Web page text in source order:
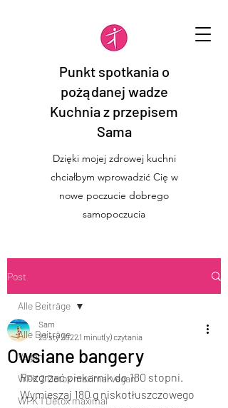
Punkt spotkania o
pożądanej wadze
Kuchnia z przepisem
Sama
Dzięki mojej zdrowej kuchni
chciałbym wprowadzić Cię w
nowe poczucie dobrego
samopoczucia
Post
Alle Beiträge
Vegan
WFK 2 Detox maximal vegan
WFK 1 Detox maximal
Alle Beiträge
Owsiane bangery
Sam
23 sty 20221 minut(y) czytania
Rozgrzać piekarnik do 180 stopni.
Wymieszaj 180 g niskotłuszczowego